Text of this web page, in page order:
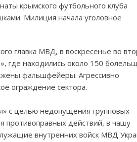
крымского футбольного клуба
Милиция начала уголовное
главка МВД, в воскресенье во
где находились около 150
фальшфейеры. Агрессивно
ограждение сектора.
с целью недопущения групповых
противоправных действий, в чашу
внутренних войск МВД